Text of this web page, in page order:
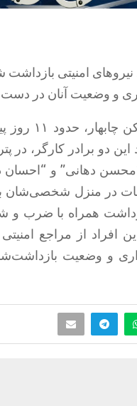
امنیتی بازداشت
و وضعیت آنان در
طبق گزارشات، نوربخش جدگال
دو برادر کارگر، در
“محسن دهانی” و “احسان
در منزل شخصی‌شان
همراه با ضرب و
افراد از مراجع
و وضعیت